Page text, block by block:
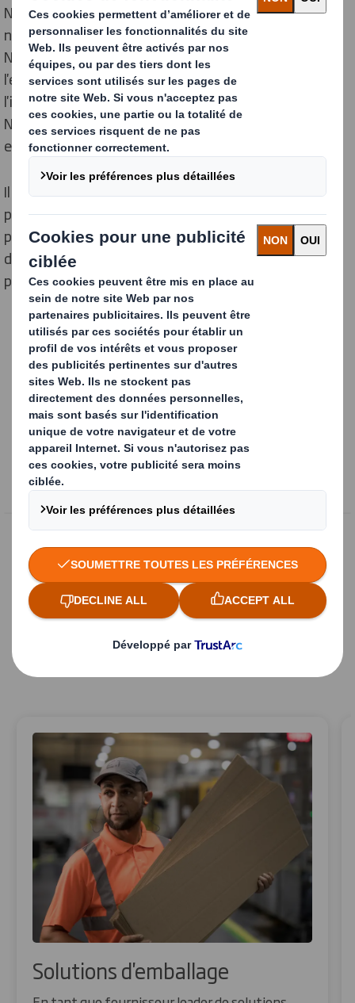
Nous sommes reconnus dans le monde entier pour
notre innovation et pour la qualité de nos emballages.
Nos produits en carton ondulé peuvent améliorer
l'efficacité du transport et du stockage, améliorer
l'impact en magasin et stimuler les ventes de produits.
Nous recyclons ensuite les fibres de papier de nos
emballages.
Il faut deux semaines pour que la fibre de papier passe
par tout le cycle de production de DS Smith. À quoi le
parcours ressemble-t-il ? Notre vidéo sur le recyclage
d'un emballage en 14 jours suit la fibre lors de son
parcours à travers le Supply Cycle de DS Smith.
Contenu bloqué
« fonctionnels »
Notre offre
Repenser l’emballage d'un monde qui
Solutions d'emballage